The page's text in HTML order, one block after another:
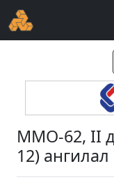
ММО-62, II
12) ангилал